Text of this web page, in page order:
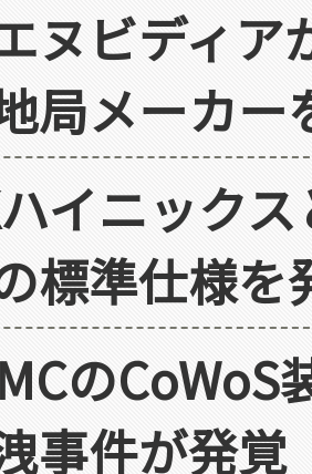
ヌビディア
局メーカー
イニック
標準仕様を
の
事件が発覚